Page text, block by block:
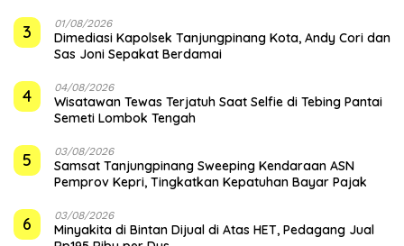
3 01/08/2026
Dimediasi Kapolsek Tanjungpinang Kota, Andy Cori dan
Sas Joni Sepakat Berdamai
4 04/08/2026
Wisatawan Tewas Terjatuh Saat Selfie di Tebing Pantai
Semeti Lombok Tengah
5 03/08/2026
Samsat Tanjungpinang Sweeping Kendaraan ASN
Pemprov Kepri, Tingkatkan Kepatuhan Bayar Pajak
6 03/08/2026
Minyakita di Bintan Dijual di Atas HET, Pedagang Jual